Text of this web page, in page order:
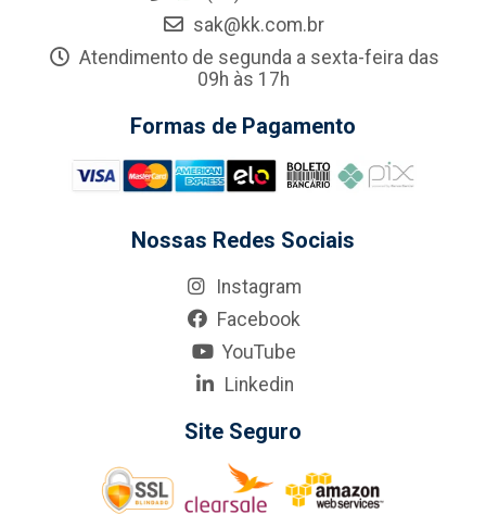
sak@kk.com.br
Atendimento de segunda a sexta-feira das
09h às 17h
Formas de Pagamento
Nossas Redes Sociais
Instagram
Facebook
YouTube
Linkedin
Site Seguro